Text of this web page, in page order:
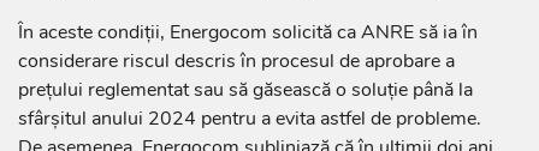
În aceste condiții, Energocom solicită ca ANRE să ia în
considerare riscul descris în procesul de aprobare a
prețului reglementat sau să găsească o soluție până la
sfârșitul anului 2024 pentru a evita astfel de probleme.